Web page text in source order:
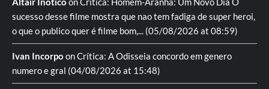
sucesso desse filme mostra que nao tem fadiga de super heroi,
o que o publico quer é filme bom,... (05/08/2026 at 08:59)
Ivan Incorpo onCrítica: A Odisseia concordo em genero
numero e gral (04/08/2026 at 15:48)